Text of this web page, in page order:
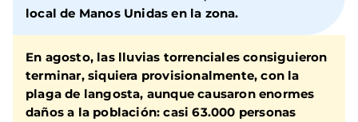
local de Manos Unidas en la zona.
En agosto, las lluvias torrenciales consiguieron
terminar, siquiera provisionalmente, con la
plaga de langosta, aunque causaron enormes
daños a la población: casi 63.000 personas